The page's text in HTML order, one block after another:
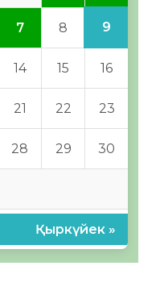
7 8 9
14 15 16
21 22 23
28 29 30
Қыркүйек »